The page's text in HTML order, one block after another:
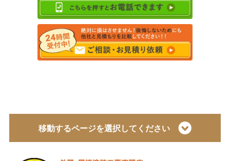
移動するページを選択してください